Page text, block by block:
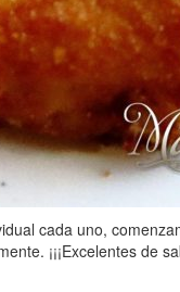
cada uno,
¡¡¡Excelentes